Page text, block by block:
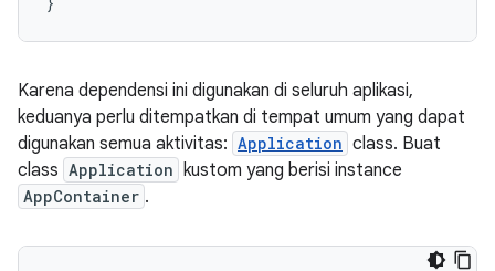
Karena dependensi ini digunakan di seluruh aplikasi,
keduanya perlu ditempatkan di tempat umum yang dapat
digunakan semua aktivitas: Application class. Buat
class Application kustom yang berisi instance
AppContainer .